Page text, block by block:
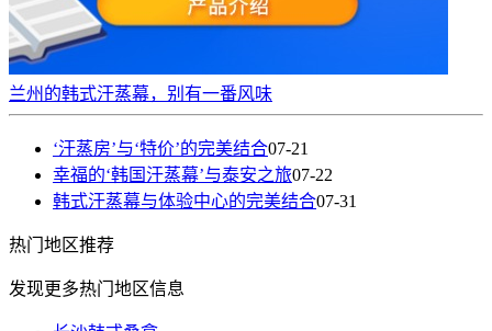
兰州的韩式汗蒸幕，别有一番风味
‘汗蒸房’与‘特价’的完美结合07-21
幸福的‘韩国汗蒸幕’与泰安之旅07-22
韩式汗蒸幕与体验中心的完美结合07-31
热门 地区推荐
发现更多热门地区信息